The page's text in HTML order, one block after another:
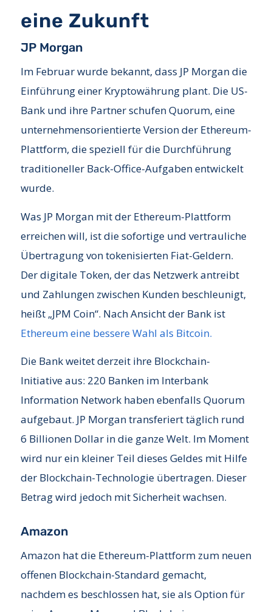
eine Zukunft
JP Morgan
Im Februar wurde bekannt, dass JP Morgan die
Einführung einer Kryptowährung plant. Die US-
Bank und ihre Partner schufen Quorum, eine
unternehmensorientierte Version der Ethereum-
Plattform, die speziell für die Durchführung
traditioneller Back-Office-Aufgaben entwickelt
wurde.
Was JP Morgan mit der Ethereum-Plattform
erreichen will, ist die sofortige und vertrauliche
Übertragung von tokenisierten Fiat-Geldern.
Der digitale Token, der das Netzwerk antreibt
und Zahlungen zwischen Kunden beschleunigt,
heißt „JPM Coin“. Nach Ansicht der Bank ist
Ethereum eine bessere Wahl als Bitcoin.
Die Bank weitet derzeit ihre Blockchain-
Initiative aus: 220 Banken im Interbank
Information Network haben ebenfalls Quorum
aufgebaut. JP Morgan transferiert täglich rund
6 Billionen Dollar in die ganze Welt. Im Moment
wird nur ein kleiner Teil dieses Geldes mit Hilfe
der Blockchain-Technologie übertragen. Dieser
Betrag wird jedoch mit Sicherheit wachsen.
Amazon
Amazon hat die Ethereum-Plattform zum neuen
offenen Blockchain-Standard gemacht,
nachdem es beschlossen hat, sie als Option für